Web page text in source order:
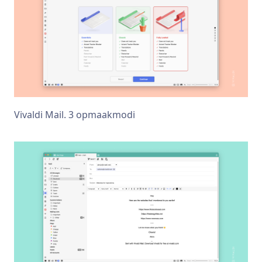
Vivaldi Mail. 3 opmaakmodi